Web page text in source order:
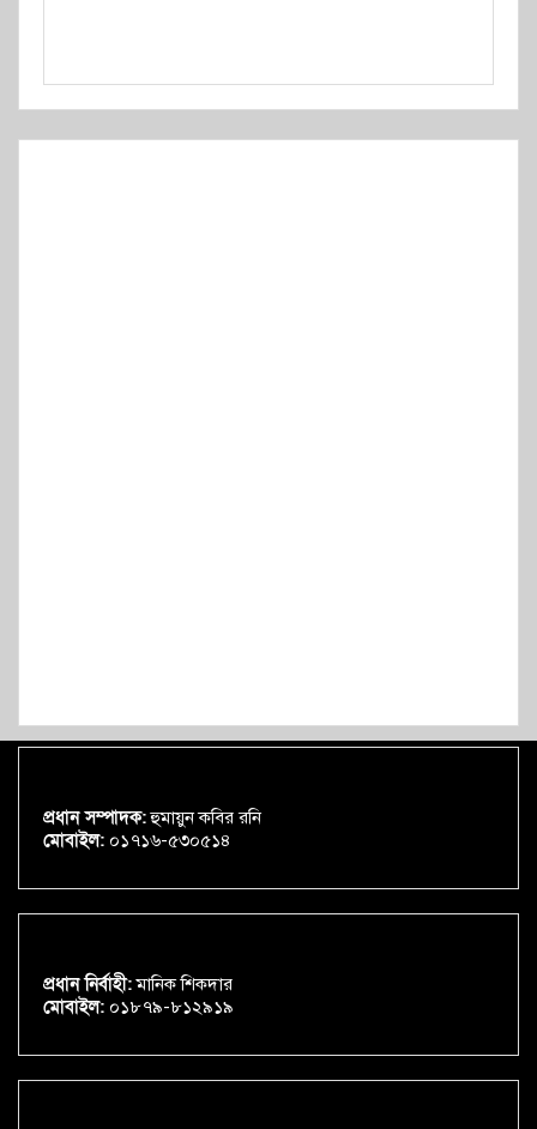
প্রধান সম্পাদক:হুমায়ুন কবির রনি
মোবাইল: ০১৭১৬-৫৩০৫১৪
প্রধান নির্বাহী:মানিক শিকদার
মোবাইল: ০১৮৭৯-৮১২৯১৯